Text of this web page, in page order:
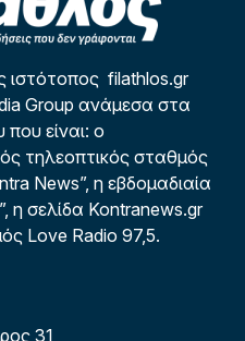
ιστότοπος filathlos.gr
Group ανάμεσα στα
είναι: ο
τηλεοπτικός σταθμός
News”, η εβδομαδιαία
η σελίδα Kontranews.gr
Love Radio 97,5.
31